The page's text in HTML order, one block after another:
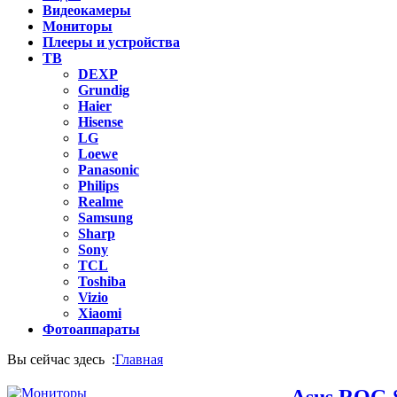
Видеокамеры
Мониторы
Плееры и устройства
ТВ
DEXP
Grundig
Haier
Hisense
LG
Loewe
Panasonic
Philips
Realme
Samsung
Sharp
Sony
TCL
Toshiba
Vizio
Xiaomi
Фотоаппараты
Вы сейчас здесь :Главная